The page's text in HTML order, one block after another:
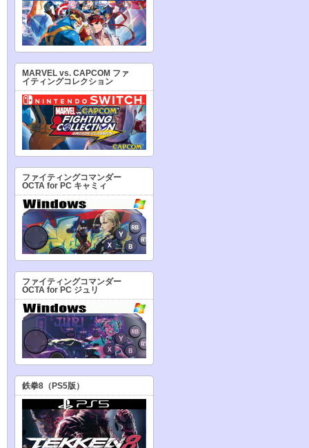
MARVEL vs. CAPCOM ファ
イティングコレクション
ファイティングコマンダー
OCTA for PC キャミィ
ファイティングコマンダー
OCTA for PC ジュリ
鉄拳8（PS5版）